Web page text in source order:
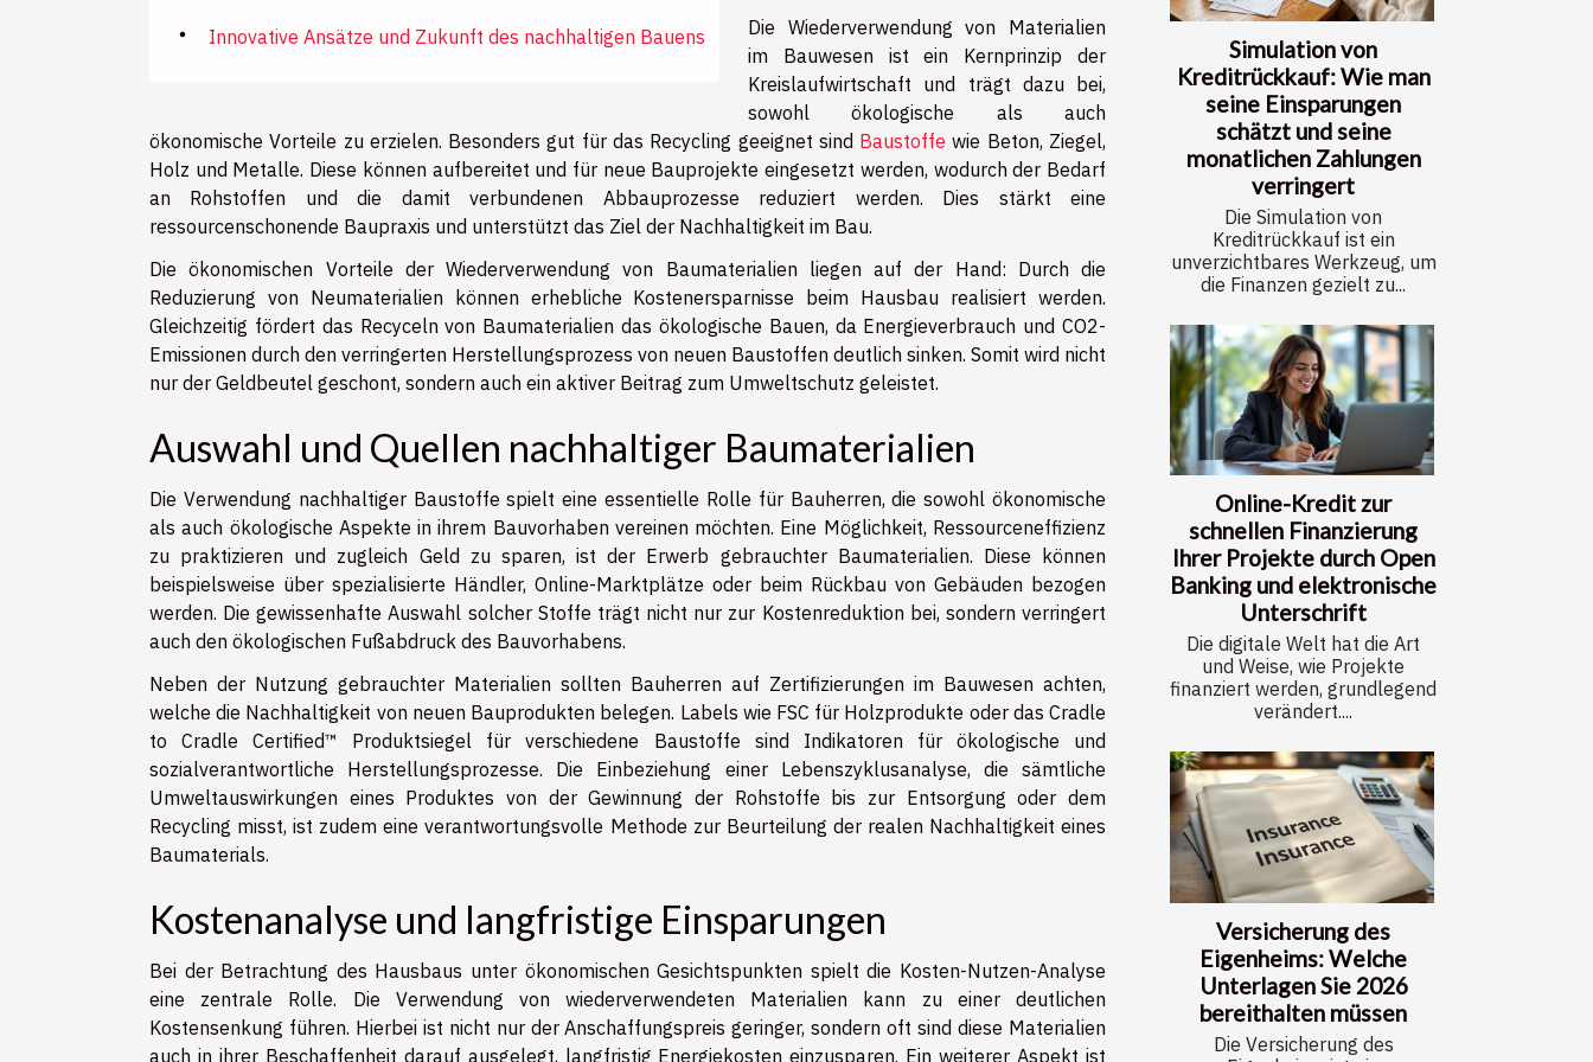
Innovative Ansätze und Zukunft des nachhaltigen Bauens
Die Wiederverwendung von Materialien
im Bauwesen ist ein Kernprinzip der
Kreislaufwirtschaft und trägt dazu bei,
sowohl ökologische als auch
ökonomische Vorteile zu erzielen. Besonders gut für das Recycling geeignet sind Baustoffe wie Beton, Ziegel,
Holz und Metalle. Diese können aufbereitet und für neue Bauprojekte eingesetzt werden, wodurch der Bedarf
an Rohstoffen und die damit verbundenen Abbauprozesse reduziert werden. Dies stärkt eine
ressourcenschonende Baupraxis und unterstützt das Ziel der Nachhaltigkeit im Bau.
Die ökonomischen Vorteile der Wiederverwendung von Baumaterialien liegen auf der Hand: Durch die
Reduzierung von Neumaterialien können erhebliche Kostenersparnisse beim Hausbau realisiert werden.
Gleichzeitig fördert das Recyceln von Baumaterialien das ökologische Bauen, da Energieverbrauch und CO2-
Emissionen durch den verringerten Herstellungsprozess von neuen Baustoffen deutlich sinken. Somit wird nicht
nur der Geldbeutel geschont, sondern auch ein aktiver Beitrag zum Umweltschutz geleistet.
Auswahl und Quellen nachhaltiger Baumaterialien
Die Verwendung nachhaltiger Baustoffe spielt eine essentielle Rolle für Bauherren, die sowohl ökonomische
als auch ökologische Aspekte in ihrem Bauvorhaben vereinen möchten. Eine Möglichkeit, Ressourceneffizienz
zu praktizieren und zugleich Geld zu sparen, ist der Erwerb gebrauchter Baumaterialien. Diese können
beispielsweise über spezialisierte Händler, Online-Marktplätze oder beim Rückbau von Gebäuden bezogen
werden. Die gewissenhafte Auswahl solcher Stoffe trägt nicht nur zur Kostenreduktion bei, sondern verringert
auch den ökologischen Fußabdruck des Bauvorhabens.
Neben der Nutzung gebrauchter Materialien sollten Bauherren auf Zertifizierungen im Bauwesen achten,
welche die Nachhaltigkeit von neuen Bauprodukten belegen. Labels wie FSC für Holzprodukte oder das Cradle
to Cradle Certified™ Produktsiegel für verschiedene Baustoffe sind Indikatoren für ökologische und
sozialverantwortliche Herstellungsprozesse. Die Einbeziehung einer Lebenszyklusanalyse, die sämtliche
Umweltauswirkungen eines Produktes von der Gewinnung der Rohstoffe bis zur Entsorgung oder dem
Recycling misst, ist zudem eine verantwortungsvolle Methode zur Beurteilung der realen Nachhaltigkeit eines
Baumaterials.
Kostenanalyse und langfristige Einsparungen
Bei der Betrachtung des Hausbaus unter ökonomischen Gesichtspunkten spielt die Kosten-Nutzen-Analyse
eine zentrale Rolle. Die Verwendung von wiederverwendeten Materialien kann zu einer deutlichen
Kostensenkung führen. Hierbei ist nicht nur der Anschaffungspreis geringer, sondern oft sind diese Materialien
auch in ihrer Beschaffenheit darauf ausgelegt, langfristig Energiekosten einzusparen. Ein weiterer Aspekt ist
Simulation von
Kreditrückkauf: Wie man
seine Einsparungen
schätzt und seine
monatlichen Zahlungen
verringert
Die Simulation von
Kreditrückkauf ist ein
unverzichtbares Werkzeug, um
die Finanzen gezielt zu...
Online-Kredit zur
schnellen Finanzierung
Ihrer Projekte durch Open
Banking und elektronische
Unterschrift
Die digitale Welt hat die Art
und Weise, wie Projekte
finanziert werden, grundlegend
verändert....
Versicherung des
Eigenheims: Welche
Unterlagen Sie 2026
bereithalten müssen
Die Versicherung des